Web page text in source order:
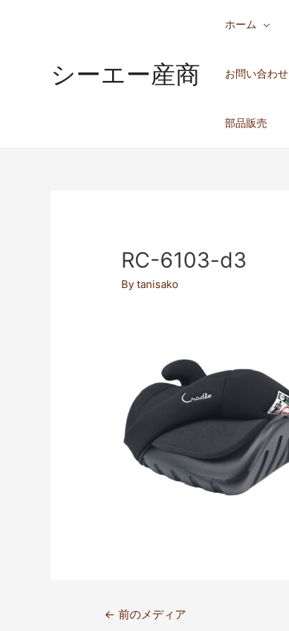
シーエー産商
ホーム
お問い合わせ
部品販売
RC-6103-d3
Bytanisako
← 前のメディア